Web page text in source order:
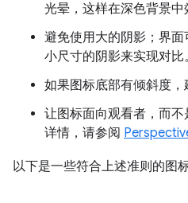
光晕，这样在深色背景中
避免使用大的阴影；界
小尺寸的阴影来实现对比。
如果图标底部有倾斜度，
让图标面向观看者，而
详情，请参阅
以下是一些符合上述准则的图标